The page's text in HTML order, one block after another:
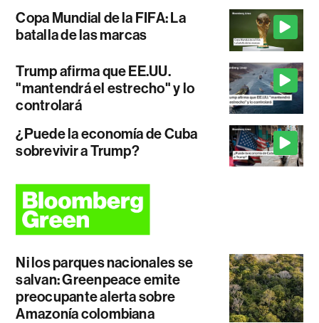
Copa Mundial de la FIFA: La
batalla de las marcas
Trump afirma que EE.UU.
"mantendrá el estrecho" y lo
controlará
¿Puede la economía de Cuba
sobrevivir a Trump?
Ni los parques nacionales se
salvan: Greenpeace emite
preocupante alerta sobre
Amazonía colombiana